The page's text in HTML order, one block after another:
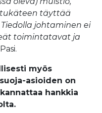
täyttää
johtaminen ei
toimintatavat ja
myös
asioiden on
hankkia